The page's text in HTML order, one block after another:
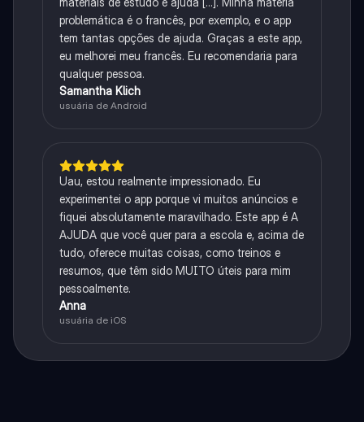
problemática é o francês, por exemplo, e o app
tem tantas opções de ajuda. Graças a este app,
eu melhorei meu francês. Eu recomendaria para
qualquer pessoa.
Samantha Klich
usuária de Android
Uau, estou realmente impressionado. Eu
experimentei o app porque vi muitos anúncios e
fiquei absolutamente maravilhado. Este app é A
AJUDA que você quer para a escola e, acima de
tudo, oferece muitas coisas, como treinos e
resumos, que têm sido MUITO úteis para mim
pessoalmente.
Anna
usuária de iOS